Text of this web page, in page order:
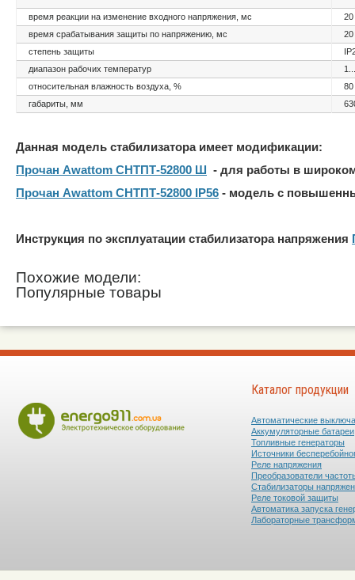
время реакции на изменение входного напряжения, мс
20
время срабатывания защиты по напряжению, мс
20
степень защиты
диапазон рабочих температур
относительная влажность воздуха, %
80
габариты, мм
Данная модель стабилизатора имеет модификации:
Прочан Awattom СНТПТ-52800 Ш
- для работы в
Прочан Awattom СНТПТ-52800 IP56 - модель с
Инструкция по эксплуатации стабилизатора напряжения
Похожие модели:
Популярные товары
Каталог продукции
Автоматические
Аккумуляторные батареи
Топливные генераторы
Источники
Реле напряжения
Преобразователи
Стабилизаторы
Реле токовой защиты
Автоматика запуска
Лабораторные